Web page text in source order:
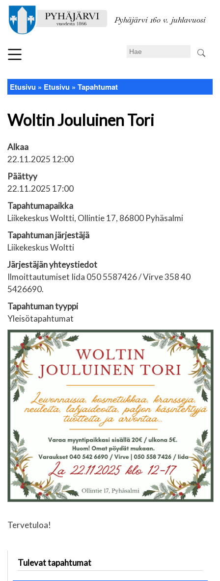
pääsisältöön
Pyhäjärvi 160 v. juhlavuosi
Search
Murupolku
Etusivu Etusivu Tapahtumat
Woltin Jouluinen Tori
Alkaa
22.11.2025 12:00
Päättyy
22.11.2025 17:00
Tapahtumapaikka
Liikekeskus Woltti, Ollintie 17, 86800 Pyhäsalmi
Tapahtuman järjestäjä
Liikekeskus Woltti
Järjestäjän yhteystiedot
Ilmoittautumiset Iida 050 5587426 / Virve 358 40
5426690.
Tapahtuman tyyppi
Yleisötapahtumat
Tervetuloa!
Tulevat tapahtumat